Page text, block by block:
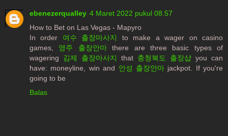
ebenezerqualley 4 Maret 2022 pukul 08.57
How to Bet on Las Vegas - Mapyro
In order 여수 출장마사지
to make a wager on casino
games, 영주 출장안마there are three basic types of
wagering 김제 출장마사지 that 충청북도 출장샵 you can
have: moneyline, win and 안성 출장안마jackpot. If you're
going to be
Balas